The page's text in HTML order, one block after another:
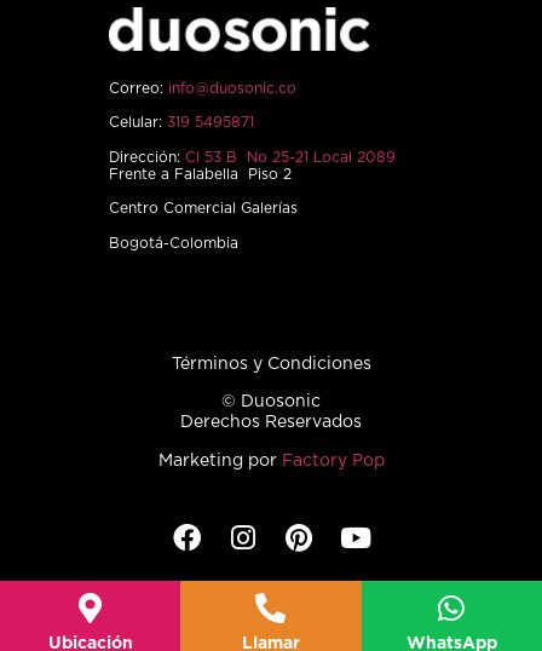
Correo: info@duosonic.co
Celular: 319 5495871
Dirección: Cl 53 B No 25-21 Local 2089
Frente a Falabella Piso 2
Centro Comercial Galerías
Bogotá-Colombia
Términos y Condiciones
© Duosonic
Derechos Reservados
Marketing por Factory Pop
Ubicación Llamar WhatsApp